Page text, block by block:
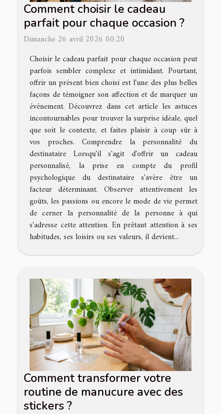
Comment choisir le cadeau
parfait pour chaque occasion ?
Dimanche 26 avril 2026 00:20
Choisir le cadeau parfait pour chaque occasion peut
parfois sembler complexe et intimidant. Pourtant,
offrir un présent bien choisi est l'une des plus belles
façons de témoigner son affection et de marquer un
événement. Découvrez dans cet article les astuces
incontournables pour trouver la surprise idéale, quel
que soit le contexte, et faites plaisir à coup sûr à
vos proches. Comprendre la personnalité du
destinataire Lorsqu'il s'agit d'offrir un cadeau
personnalisé, la prise en compte du profil
psychologique du destinataire s'avère être un
facteur déterminant. Observer attentivement les
goûts, les passions ou encore le mode de vie permet
de cerner la personnalité de la personne à qui
s'adresse cette attention. En prêtant attention à ses
habitudes, ses loisirs ou ses valeurs, il devient...
Comment transformer votre
routine de manucure avec des
stickers ?